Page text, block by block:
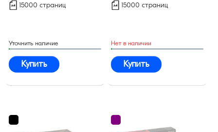
15000 страниц
Уточнить наличие
Купить
15000 страниц
Нет в наличии
Купить